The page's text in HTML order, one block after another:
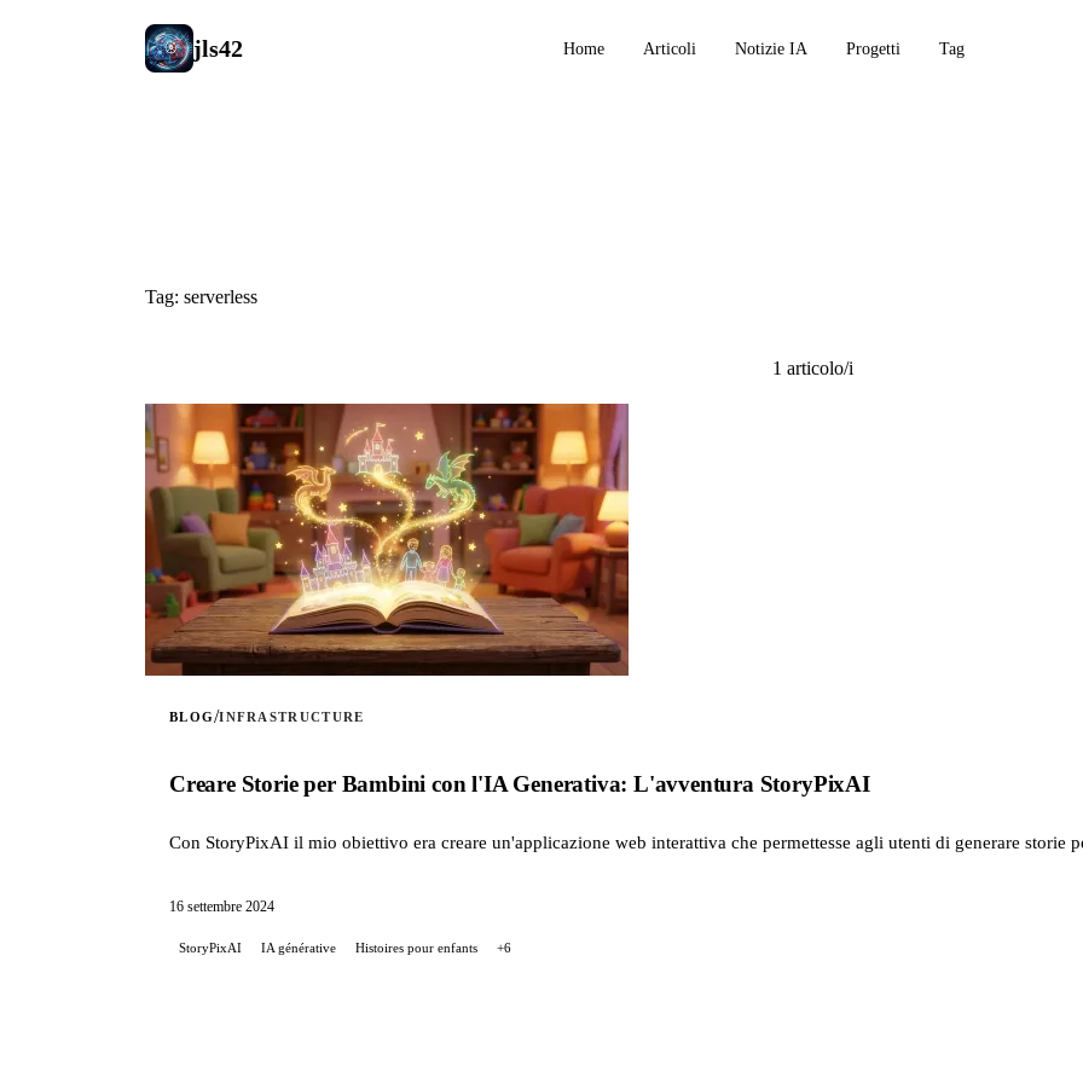
jls42 Home Articoli Notizie IA Progetti Tag
Tag: serverless
1 articolo/i
BLOG/INFRASTRUCTURE
Creare Storie per Bambini con l'IA Generativa: L'avventura StoryPixAI
Con StoryPixAI il mio obiettivo era creare un'applicazione web interattiva che permettesse agli utenti di generare storie
16 settembre 2024
StoryPixAI IA générative Histoires pour enfants +6